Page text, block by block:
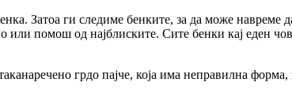
Затоа ги следиме бенките, за да може
или помош од најблиските. Сите бенки кај еден
грдо пајче, која има неправилна